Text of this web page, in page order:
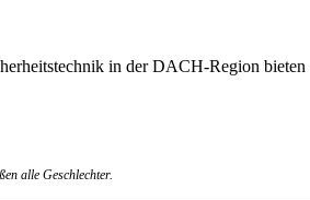
in der DACH-Region
alle Geschlechter.